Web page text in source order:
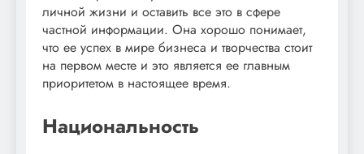
личной жизни и оставить все это в сфере
частной информации. Она хорошо понимает,
что ее успех в мире бизнеса и творчества стоит
на первом месте и это является ее главным
приоритетом в настоящее время.
Национальность